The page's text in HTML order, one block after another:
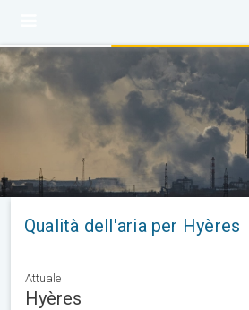
Qualità dell'aria per Hyères
Attuale
Hyères